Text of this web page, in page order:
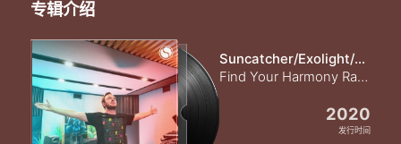
专辑介绍
Suncatcher/Exolight/Sunlight State
Find Your Harmony Radioshow #223
2020
发行时间